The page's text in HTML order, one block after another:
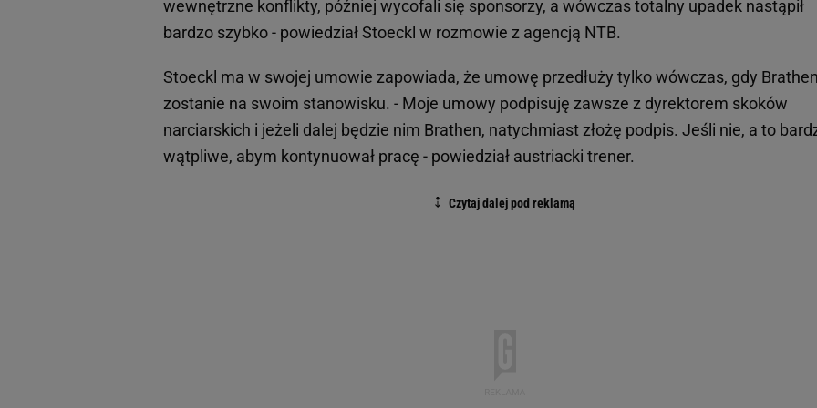
wewnętrzne konflikty, później wycofali się sponsorzy, a wówczas totalny upadek nastąpił
bardzo szybko - powiedział Stoeckl w rozmowie z agencją NTB.
Stoeckl ma w swojej umowie zapowiada, że umowę przedłuży tylko wówczas, gdy
zostanie na swoim stanowisku. - Moje umowy podpisuję zawsze z dyrektorem skoków
narciarskich i jeżeli dalej będzie nim Brathen, natychmiast złożę podpis. Jeśli nie, a to
wątpliwe, abym kontynuował pracę - powiedział austriacki trener.